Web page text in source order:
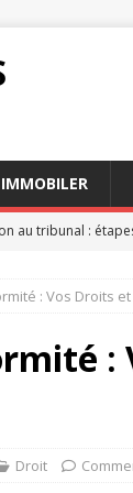
IMMOBILER
au tribunal :
conseils des
: comment
appel :
: Vos Droits
:
Droit